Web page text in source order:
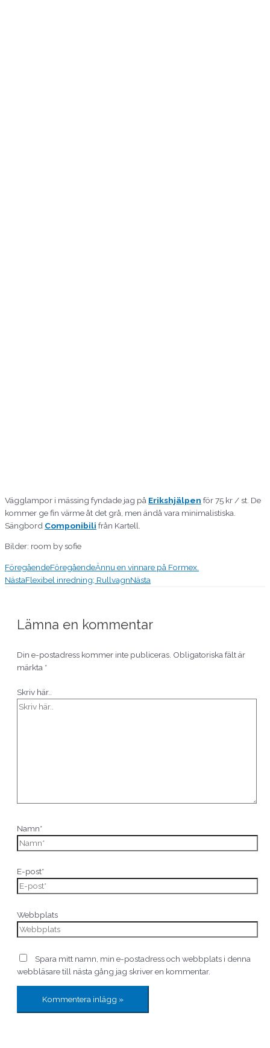
Vägglampor i mässing fyndade jag på Erikshjälpen för 75 kr / st. De
kommer ge fin värme åt det grå, men ändå vara minimalistiska.
Sängbord Componibili från Kartell.
Bilder: room by sofie
FöregåendeFöregåendeÄnnu en vinnare på Formex.
NästaFlexibel inredning; RullvagnNästa
Lämna en kommentar
Din e-postadress kommer inte publiceras. Obligatoriska fält är
märkta *
Skriv här..
Namn*
E-post*
Webbplats
Spara mitt namn, min e-postadress och webbplats i denna
webbläsare till nästa gång jag skriver en kommentar.